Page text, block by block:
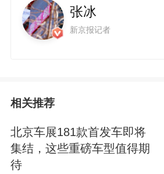
d
张冰
新京报记者
相关推荐
北京车展181款首发车即将
集结，这些重磅车型值得期
待